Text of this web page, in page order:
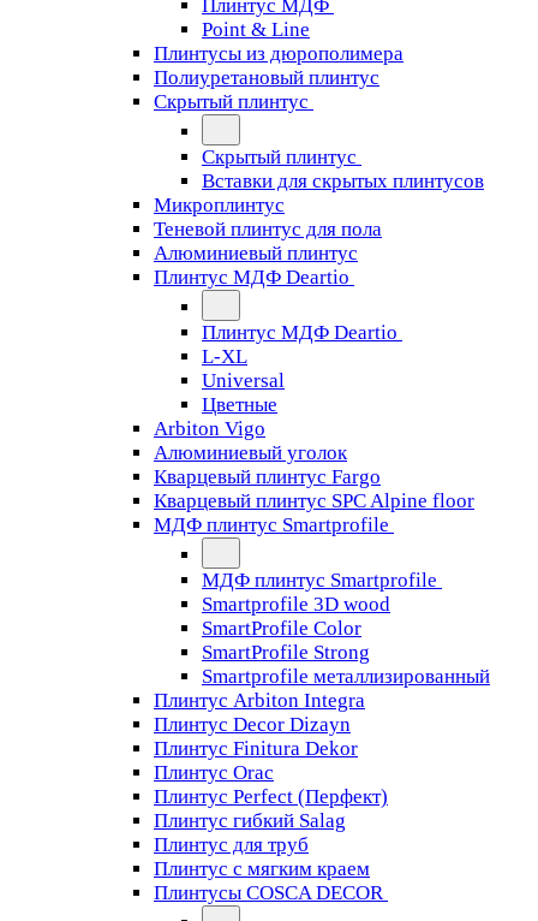
Плинтус МДФ
Point & Line
Плинтусы из дюрополимера
Полиуретановый плинтус
Скрытый плинтус
Скрытый плинтус
Вставки для скрытых плинтусов
Микроплинтус
Теневой плинтус для пола
Алюминиевый плинтус
Плинтус МДФ Deartio
Плинтус МДФ Deartio
L-XL
Universal
Цветные
Arbiton Vigo
Алюминиевый уголок
Кварцевый плинтус Fargo
Кварцевый плинтус SPC Alpine floor
МДФ плинтус Smartprofile
МДФ плинтус Smartprofile
Smartprofile 3D wood
SmartProfile Color
SmartProfile Strong
Smartprofile металлизированный
Плинтус Arbiton Integra
Плинтус Decor Dizayn
Плинтус Finitura Dekor
Плинтус Orac
Плинтус Perfect (Перфект)
Плинтус гибкий Salag
Плинтус для труб
Плинтус с мягким краем
Плинтусы COSCA DECOR